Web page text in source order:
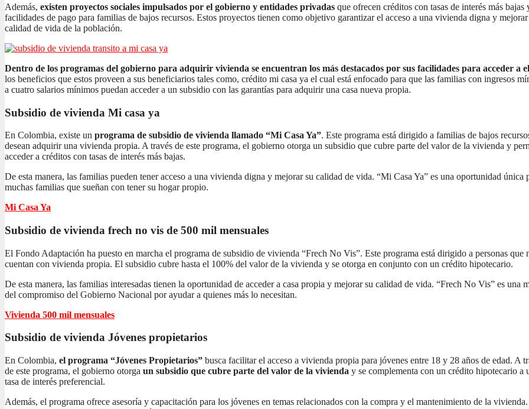
Además, existen proyectos sociales impulsados por el gobierno y entidades privadas que ofrecen créditos con tasas de interés más bajas
facilidades de pago para familias de bajos recursos. Estos proyectos tienen como objetivo garantizar el acceso a una vivienda digna y
calidad de vida de la población.
Dentro de los programas del gobierno para adquirir vivienda se encuentran los más destacados por sus facilidades para acceder a
los beneficios que estos proveen a sus beneficiarios tales como, crédito mi casa ya el cual está enfocado para que las familias con ingresos
a cuatro salarios mínimos puedan acceder a un subsidio con las garantías para adquirir una casa nueva propia.
Subsidio de vivienda Mi casa ya
En Colombia, existe un programa de subsidio de vivienda llamado “Mi Casa Ya”. Este programa está dirigido a familias de bajos
desean adquirir una vivienda propia. A través de este programa, el gobierno otorga un subsidio que cubre parte del valor de la vivienda y
acceder a créditos con tasas de interés más bajas.
De esta manera, las familias pueden tener acceso a una vivienda digna y mejorar su calidad de vida. “Mi Casa Ya” es una oportunidad única
muchas familias que sueñan con tener su hogar propio.
Mi Casa Ya
Subsidio de vivienda frech no vis de 500 mil mensuales
El Fondo Adaptación ha puesto en marcha el programa de subsidio de vivienda “Frech No Vis”. Este programa está dirigido a personas que
cuentan con vivienda propia. El subsidio cubre hasta el 100% del valor de la vivienda y se otorga en conjunto con un crédito hipotecario.
De esta manera, las familias interesadas tienen la oportunidad de acceder a casa propia y mejorar su calidad de vida. “Frech No Vis” es una
del compromiso del Gobierno Nacional por ayudar a quienes más lo necesitan.
Vivienda 500 mil mensuales
Subsidio de vivienda Jóvenes propietarios
En Colombia, el programa “Jóvenes Propietarios” busca facilitar el acceso a vivienda propia para jóvenes entre 18 y 28 años de edad. A
de este programa, el gobierno otorga un subsidio que cubre parte del valor de la vivienda y se complementa con un crédito hipotecario a
tasa de interés preferencial.
Además, el programa ofrece asesoría y capacitación para los jóvenes en temas relacionados con la compra y el mantenimiento de la